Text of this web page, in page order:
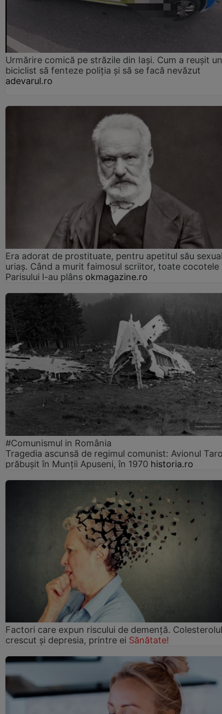
Urmărire comică pe străzile din Iași. Cum a reușit un
biciclist să fenteze poliția și să se facă nevăzut
adevarul.ro
Era adorat de prostituate, pentru apetitul său
uriaș. Când a murit faimosul scriitor, toate cocotele
Parisului l-au plâns okmagazine.ro
#Comunismul in România
Tragedia ascunsă de regimul comunist: Avionul
prăbușit în Munții Apuseni, în 1970 historia.ro
Factori care expun riscului de demență. Colesterolul
crescut şi depresia, printre ei Sănătate!